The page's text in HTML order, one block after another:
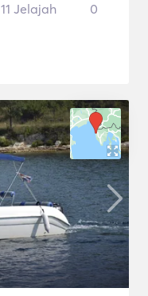
11 Jelajah 0